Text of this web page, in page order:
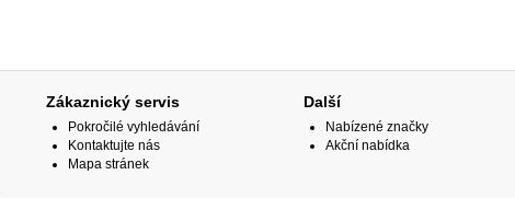
Zákaznický servis
Pokročilé vyhledávání
Kontaktujte nás
Mapa stránek
Další
Nabízené značky
Akční nabídka